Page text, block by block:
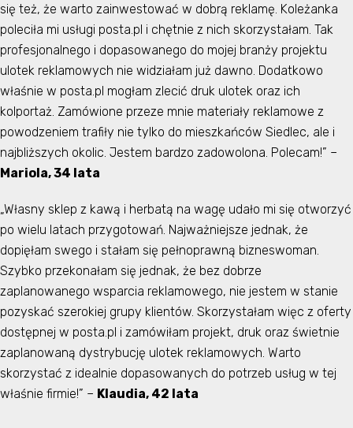
się też, że warto zainwestować w dobrą reklamę. Koleżanka
poleciła mi usługi posta.pl i chętnie z nich skorzystałam. Tak
profesjonalnego i dopasowanego do mojej branży projektu
ulotek reklamowych nie widziałam już dawno. Dodatkowo
właśnie w posta.pl mogłam zlecić druk ulotek oraz ich
kolportaż. Zamówione przeze mnie materiały reklamowe z
powodzeniem trafiły nie tylko do mieszkańców Siedlec, ale i
najbliższych okolic. Jestem bardzo zadowolona. Polecam!” –
Mariola, 34 lata
„Własny sklep z kawą i herbatą na wagę udało mi się otworzyć
po wielu latach przygotowań. Najważniejsze jednak, że
dopięłam swego i stałam się pełnoprawną bizneswoman.
Szybko przekonałam się jednak, że bez dobrze
zaplanowanego wsparcia reklamowego, nie jestem w stanie
pozyskać szerokiej grupy klientów. Skorzystałam więc z oferty
dostępnej w posta.pl i zamówiłam projekt, druk oraz świetnie
zaplanowaną dystrybucję ulotek reklamowych. Warto
skorzystać z idealnie dopasowanych do potrzeb usług w tej
właśnie firmie!” – Klaudia, 42 lata